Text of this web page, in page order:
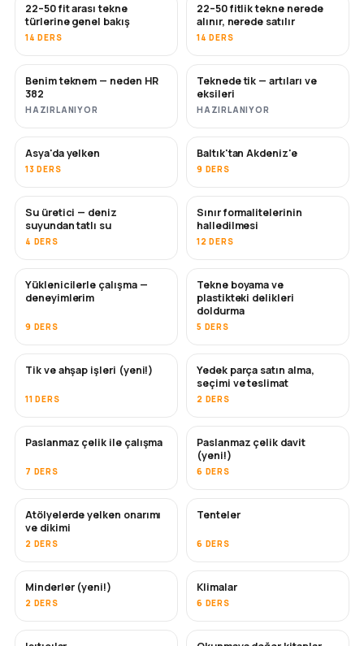
YAKINDA
22–50 fit arası tekne
türlerine genel bakış
14 DERS
YAKINDA
22–50 fitlik tekne nerede
alınır, nerede satılır
14 DERS
YAKINDA
Benim teknem — neden HR
382
HAZIRLANIYOR
YAKINDA
Teknede tik — artıları ve
eksileri
HAZIRLANIYOR
YAKINDA
Asya'da yelken
13 DERS
YAKINDA
Baltık'tan Akdeniz'e
9 DERS
YAKINDA
Su üretici — deniz
suyundan tatlı su
4 DERS
Sınır formalitelerinin
halledilmesi
12 DERS
YAKINDA
Yüklenicilerle çalışma —
deneyimlerim
9 DERS
YAKINDA
Tekne boyama ve
plastikteki delikleri
doldurma
5 DERS
Tik ve ahşap işleri (yeni!)
11 DERS
YAKINDA
Yedek parça satın alma,
seçimi ve teslimat
2 DERS
YAKINDA
Paslanmaz çelik ile çalışma
7 DERS
Paslanmaz çelik davit
(yeni!)
6 DERS
YAKINDA
Atölyelerde yelken onarımı
ve dikimi
2 DERS
Tenteler
6 DERS
Minderler (yeni!)
2 DERS
YAKINDA
Klimalar
6 DERS